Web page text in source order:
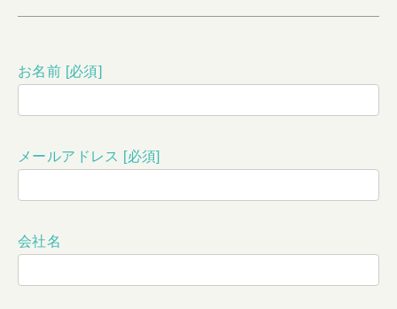
お名前 [必須]
メールアドレス [必須]
会社名